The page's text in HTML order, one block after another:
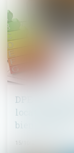
DPE : le
location des
bientôt adapté
15/10/2024